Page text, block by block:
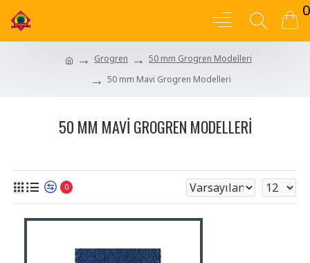
0
Grogren
50 mm Grogren Modelleri
50 mm Mavi Grogren Modelleri
50 MM MAVI GROGREN MODELLERI
0